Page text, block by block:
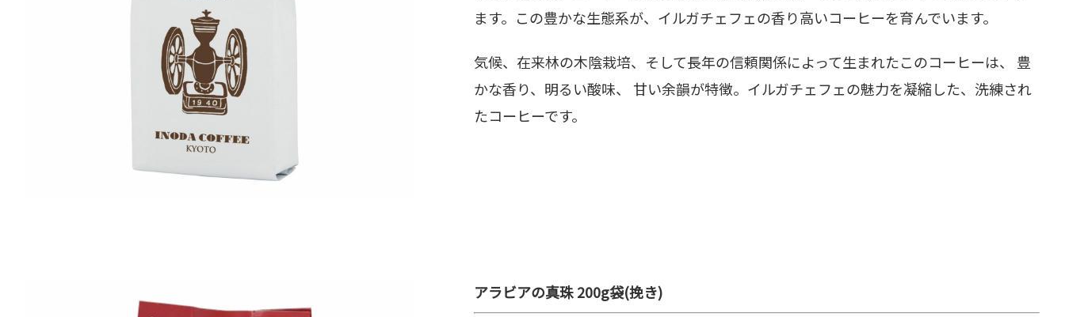
ます。この豊かな生態系が、イルガチェフェの香り高いコーヒーを育んでいます。
気候、在来林の木陰栽培、そして長年の信頼関係によって生まれたこのコーヒーは、 豊
かな香り、明るい酸味、 甘い余韻が特徴。イルガチェフェの魅力を凝縮した、洗練され
たコーヒーです。
アラビアの真珠 200g袋(挽き)